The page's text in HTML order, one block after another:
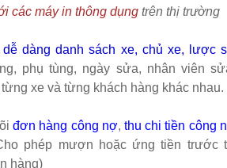
các máy in thông dụngtrên thị trường
dàng danh sách xe, chủ xe, lược
phụ tùng, ngày sửa, nhân viên
xe và từng khách hàng khác nhau.
đơn hàng công nợ,thu chi tiền công
phép mượn hoặc ứng tiền trước
hàng)